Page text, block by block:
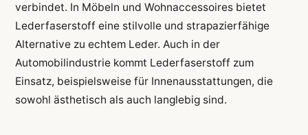
verbindet. In Möbeln und Wohnaccessoires bietet
Lederfaserstoff eine stilvolle und strapazierfähige
Alternative zu echtem Leder. Auch in der
Automobilindustrie kommt Lederfaserstoff zum
Einsatz, beispielsweise für Innenausstattungen, die
sowohl ästhetisch als auch langlebig sind.